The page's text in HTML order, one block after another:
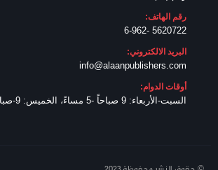
رقم الهاتف:
5620722 -6-962
البريد الالكتروني:
info@alaanpublishers.com
أوقات الدوام:
السبت-الأربعاء: 9 صباحاً -5 مساءً، الخميس: 9-صباحا-3 مساء.